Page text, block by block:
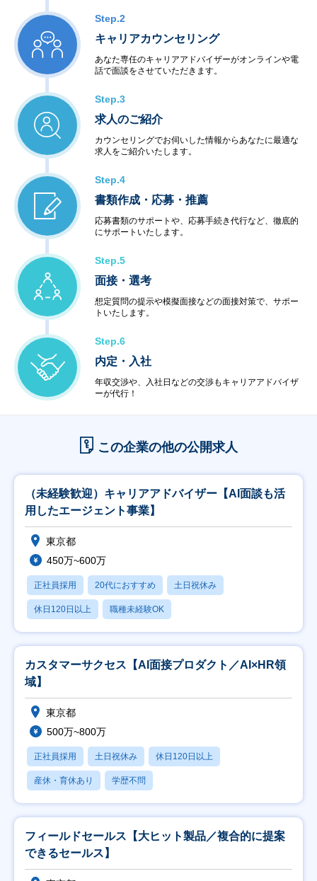
Step.2
キャリアカウンセリング
あなた専任のキャリアアドバイザーがオンラインや電
話で面談をさせていただきます。
Step.3
求人のご紹介
カウンセリングでお伺いした情報からあなたに最適な
求人をご紹介いたします。
Step.4
書類作成・応募・推薦
応募書類のサポートや、応募手続き代行など、徹底的
にサポートいたします。
Step.5
面接・選考
想定質問の提示や模擬面接などの面接対策で、サポー
トいたします。
Step.6
内定・入社
年収交渉や、入社日などの交渉もキャリアアドバイザ
ーが代行！
この企業の他の公開求人
（未経験歓迎）キャリアアドバイザー【AI面談も活
用したエージェント事業】
東京都
450万~600万
正社員採用 20代におすすめ 土日祝休み
休日120日以上 職種未経験OK
カスタマーサクセス【AI面接プロダクト／AI×HR領
域】
東京都
500万~800万
正社員採用 土日祝休み 休日120日以上
産休・育休あり 学歴不問
フィールドセールス【大ヒット製品／複合的に提案
できるセールス】